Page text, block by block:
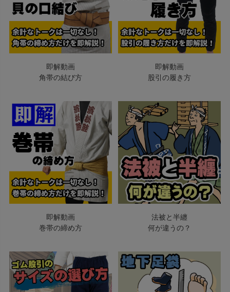
即解動画
角帯の結び方
即解動画
股引の履き方
即解動画
巻帯の締め方
法被と半纏
何が違うの？